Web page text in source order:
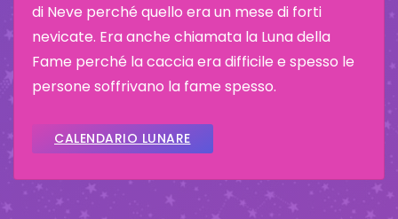
di Neve perché quello era un mese di forti
nevicate. Era anche chiamata la Luna della
Fame perché la caccia era difficile e spesso le
persone soffrivano la fame spesso.
CALENDARIO LUNARE